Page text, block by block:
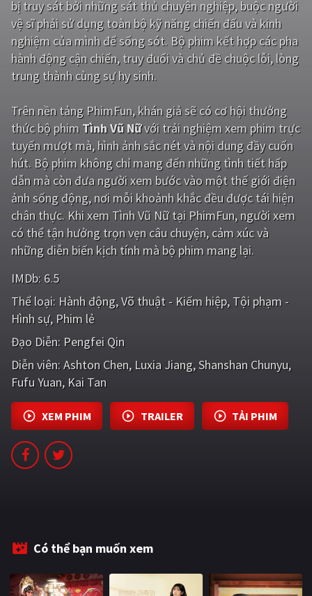
Giật gân Gia đình
Bí ẩn Lịch sử
Viễn Tây
GameShow DramaTV
QUỐC GIA
Âu - Mỹ Trung Quốc - Hồng Kông
Hàn Quốc Nhật Bản
Ấn Độ Việt Nam
Tổng hợp
CẬP NHẬT
PHIM MỚI
PHIM BỘ
PHIM LẺ
PHIM CHIẾU RẠP
TUYỂN TẬP PHIM
BLOG
bị truy sát bởi những sát thủ chuyên nghiệp, buộc người
vệ sĩ phải sử dụng toàn bộ kỹ năng chiến đấu và kinh
nghiệm của mình để sống sót. Bộ phim kết hợp các pha
hành động cận chiến, truy đuổi và chủ đề chuộc lỗi, lòng
trung thành cùng sự hy sinh.
Trên nền tảng PhimFun, khán giả sẽ có cơ hội thưởng
thức bộ phim Tình Vũ Nữvới trải nghiệm xem phim trực
tuyến mượt mà, hình ảnh sắc nét và nội dung đầy cuốn
hút. Bộ phim không chỉ mang đến những tình tiết hấp
dẫn mà còn đưa người xem bước vào một thế giới điện
ảnh sống động, nơi mỗi khoảnh khắc đều được tái hiện
chân thực. Khi xem Tình Vũ Nữ tại PhimFun, người xem
có thể tận hưởng trọn vẹn câu chuyện, cảm xúc và
những diễn biến kịch tính mà bộ phim mang lại.
IMDb: 6.5
Thể loại: Hành động Võ thuật - Kiếm hiệp Tội phạm -
Hình sự Phim lẻ
Đạo Diễn: Pengfei Qin
Diễn viên:Ashton Chen Luxia Jiang Shanshan Chunyu
Fufu Yuan Kai Tan
XEM PHIM TRAILER TẢI PHIM
Có thể bạn muốn xem